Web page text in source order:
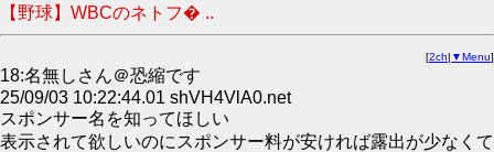
【野球】WBCのネトフ� ..
[2ch| ▼Menu]
18:名無しさん＠恐縮です
25/09/03 10:22:44.01 shVH4VlA0.net
スポンサー名を知ってほしい
表示されて欲しいのにスポンサー料が安ければ露出が少なくて